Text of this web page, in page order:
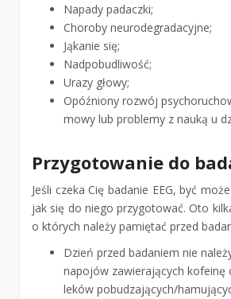
Napady padaczki;
Choroby neurodegradacyjne;
Jąkanie się;
Nadpobudliwość;
Urazy głowy;
Opóźniony rozwój
mowy lub problemy z nauką u
Przygotowanie do
Jeśli czeka Cię badanie EEG, być
jak się do niego przygotować. Oto
o których należy pamiętać przed
Dzień przed badaniem nie
napojów zawierających kofeinę
leków pobudzających/